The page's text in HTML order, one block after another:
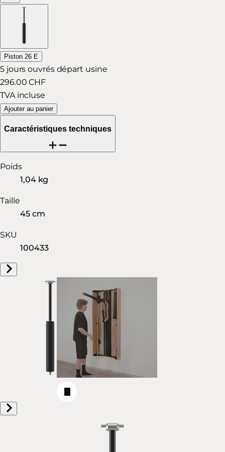
Piston 26 E
5 jours ouvrés départ usine
296.00 CHF
TVA incluse
Ajouter au panier
Caractéristiques techniques
Poids
1,04 kg
Taille
45 cm
SKU
100433